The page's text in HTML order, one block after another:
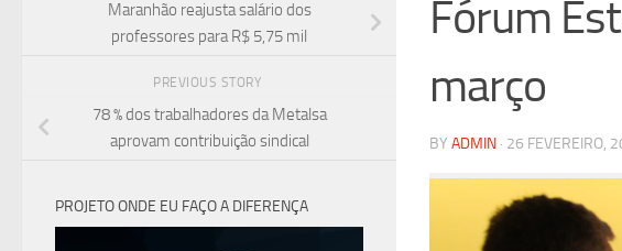
Fórum
março
BY ADMIN · 26 FEVEREIRO,
Maranhão reajusta salário dos
professores para R$ 5,75 mil
PREVIOUS STORY
78 % dos trabalhadores da Metalsa
aprovam contribuição sindical
PROJETO ONDE EU FAÇO A DIFERENÇA